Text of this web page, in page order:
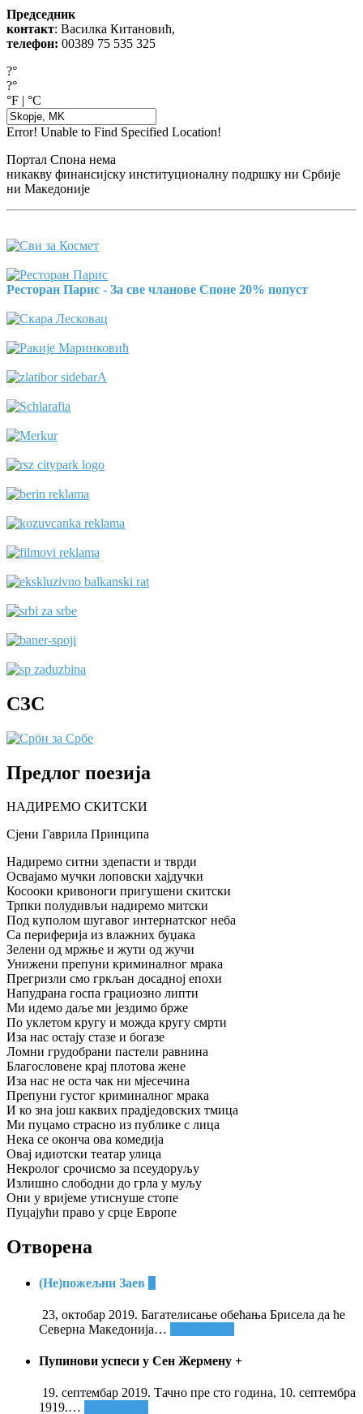
Председник
контакт: Василка Китановић,
телефон: 00389 75 535 325
?°
?°
°F | °C
Error! Unable to Find Specified Location!
Портал Спона нема
никакву финансијску институционалну подршку ни Србије
ни Македоније
Ресторан Парис - За све чланове Споне 20% попуст
СЗС
Предлог поезија
НАДИРЕМО СКИТСКИ
Сјени Гаврила Принципа
Надиремо ситни здепасти и тврди
Освајамо мучки лоповски хајдучки
Косооки кривоноги пригушени скитски
Трпки полудивљи надиремо митски
Под куполом шугавог интернатског неба
Са периферија из влажних буџака
Зелени од мржње и жути од жучи
Унижени препуни криминалног мрака
Прегризли смо гркљан досадној епохи
Напудрана госпа грациозно липти
Ми идемо даље ми јездимо брже
По уклетом кругу и можда кругу смрти
Иза нас остају стазе и богазе
Ломни грудобрани пастели равнина
Благословене крај плотова жене
Иза нас не оста чак ни мјесечина
Препуни густог криминалног мрака
И ко зна још каквих прадједовских тмица
Ми пуцамо страсно из публике с лица
Нека се оконча ова комедија
Овај идиотски театар улица
Некролог срочисмо за псеудоруљу
Излишно слободни до грла у муљу
Они у вријеме утиснуше стопе
Пуцајући право у срце Европе
Отворена
(Не)пожељни Заев
23, октобар 2019. Багателисање обећања Брисела да ће
Северна Македонија…
Пупинови успеси у Сен Жермену +
19. септембар 2019. Тачно пре сто година, 10. септембра
1919.…